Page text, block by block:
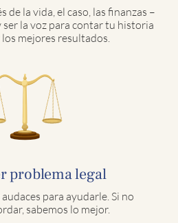
de la vida, el caso, las finanzas –
la voz para contar tu historia
mejores resultados.
problema legal
para ayudarle. Si no
sabemos lo mejor.